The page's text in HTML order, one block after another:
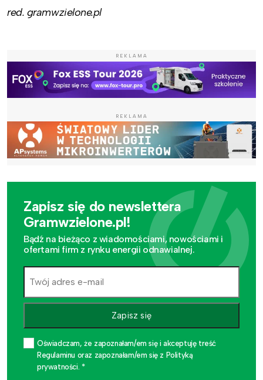
red. gramwzielone.pl
REKLAMA
REKLAMA
Zapisz się do newslettera
Gramwzielone.pl!
Bądź na bieżąco z wiadomościami, nowościami i
ofertami firm z rynku energii odnawialnej.
Zapisz się
Oświadczam, że zapoznałam/em się i akceptuję treść
Regulaminu oraz zapoznałam/em się z Polityką
prywatności. *